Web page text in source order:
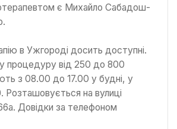
є Михайло Сабадош-
в Ужгороді досить доступні.
процедуру від 250 до 800
з 08.00 до 17.00 у будні, у
на вулиці
Довідки за телефоном